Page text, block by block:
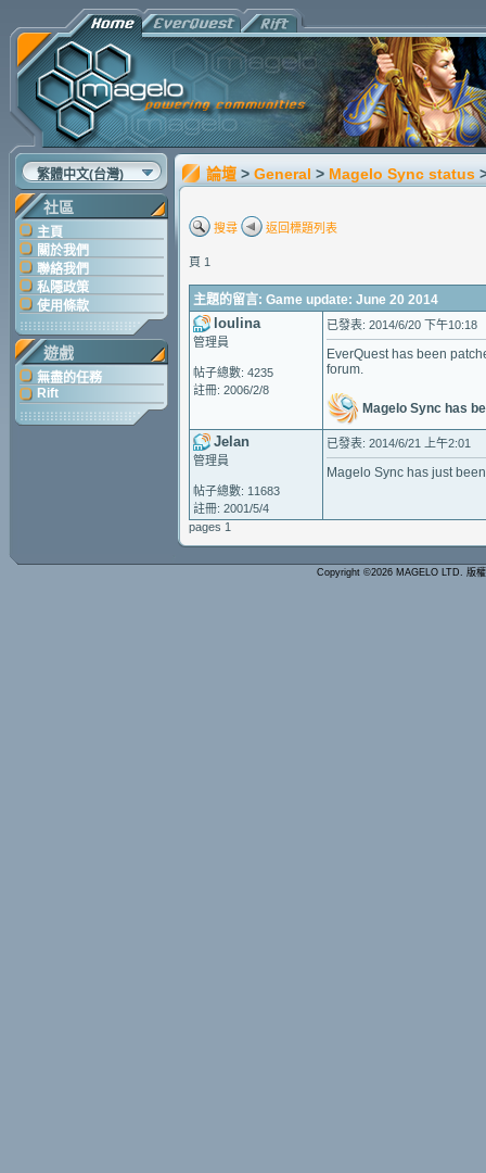
繁體中文(台灣)
社區
主頁
關於我們
聯絡我們
私隱政策
使用條款
遊戲
無盡的任務
Rift
論壇 > General > Magelo Sync status
搜尋 返回標題列表
頁 1
主題的留言: Game update: June 20 2014
loulina
管理員
帖子總數: 4235
註冊: 2006/2/8
已發表: 2014/6/20 下午10:18
EverQuest has been
forum.
Magelo Sync has
Jelan
管理員
帖子總數: 11683
註冊: 2001/5/4
已發表: 2014/6/21 上午2:01
Magelo Sync has just
pages 1
Copyright ©2026 MAGELO LTD. 版